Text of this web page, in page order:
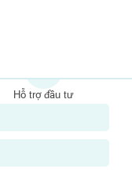
Hỗ trợ đầu tư